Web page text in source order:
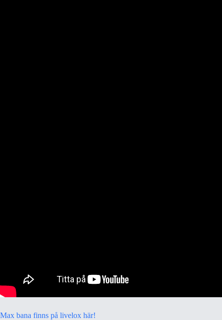
Max bana finns på livelox här!